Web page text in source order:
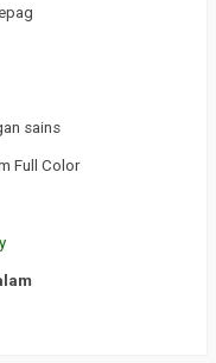
sains
Full Color